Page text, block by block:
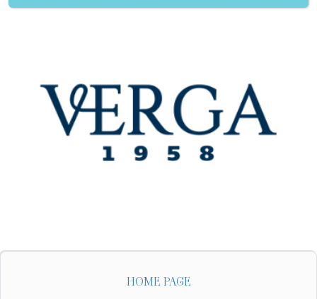
HOME PAGE